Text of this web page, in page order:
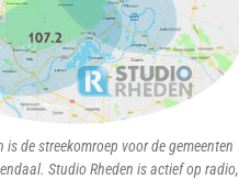
is de streekomroep voor de gemeenten
Studio Rheden is actief op radio,